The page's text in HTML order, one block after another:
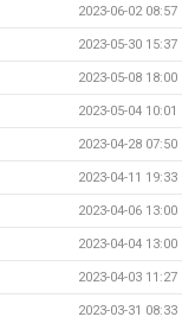
2023-06-02 08:57
2023-05-30 15:37
2023-05-08 18:00
2023-05-04 10:01
2023-04-28 07:50
2023-04-11 19:33
2023-04-06 13:00
2023-04-04 13:00
2023-04-03 11:27
2023-03-31 08:33